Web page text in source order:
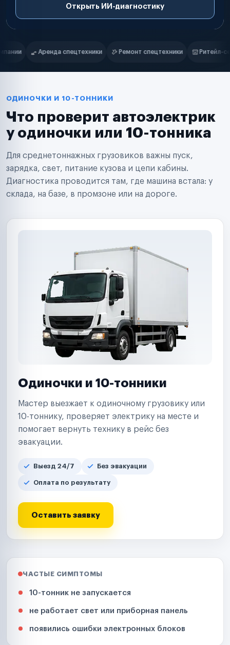
Открыть ИИ-диагностику
Нам доверяют
Ремонт спецтехники Ритейл-сети Управляющие компании
Маркетплейсы
Таксопарки
Автодилеры
Поставщики запчастей
Аренда спецтехники
Ремонт спецтехники
Ритейл-сети
Управляющие компании
Страховые компании
ОДИНОЧКИ И 10-ТОННИКИ
Что проверит автоэлектрик
у одиночки или 10-тонника
Для среднетоннажных грузовиков важны пуск,
зарядка, свет, питание кузова и цепи кабины.
Диагностика проводится там, где машина встала: у
склада, на базе, в промзоне или на дороге.
Одиночки и 10-тонники
Мастер выезжает к одиночному грузовику или
10-тоннику, проверяет электрику на месте и
помогает вернуть технику в рейс без
эвакуации.
Выезд 24/7 Без эвакуации
Оплата по результату
Оставить заявку
ЧАСТЫЕ СИМПТОМЫ
10-тонник не запускается
не работает свет или приборная панель
появились ошибки электронных блоков